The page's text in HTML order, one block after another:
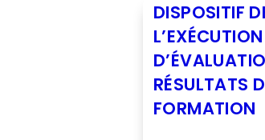
DISPOSITIF
RÉSULTATS
FORMATION